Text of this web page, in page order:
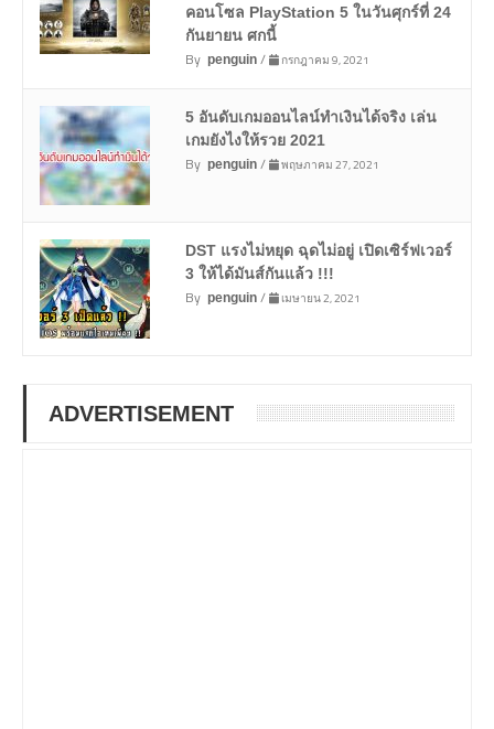
คอนโซล PlayStation 5 ในวันศุกร์ที่ 24
กันยายน ศกนี้
By penguin/ กรกฎาคม 9, 2021
5 อันดับเกมออนไลน์ทำเงินได้จริง เล่น
เกมยังไงให้รวย 2021
By penguin/ พฤษภาคม 27, 2021
DST แรงไม่หยุด ฉุดไม่อยู่ เปิดเซิร์ฟเวอร์
3 ให้ได้มันส์กันแล้ว !!!
By penguin/ เมษายน 2, 2021
ADVERTISEMENT